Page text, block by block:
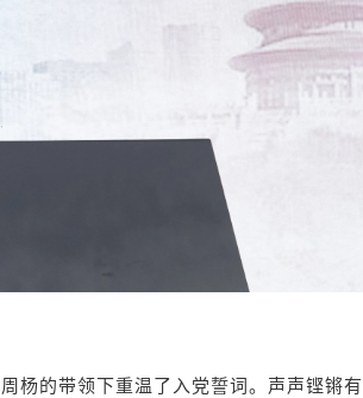
杨的带领下重温了入党誓词。声声铿锵有